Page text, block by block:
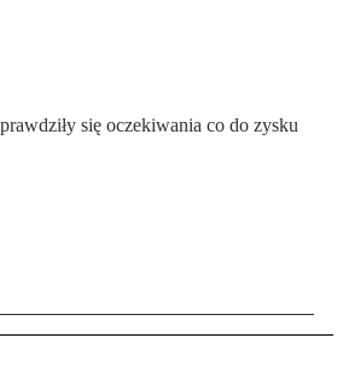
się oczekiwania co do zysku